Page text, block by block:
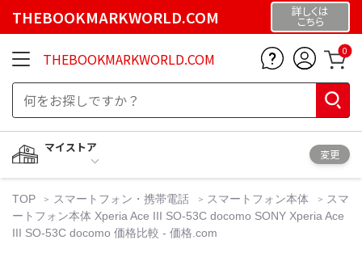
THEBOOKMARKWORLD.COM 詳しくは
こちら
THEBOOKMARKWORLD.COM 0
マイストア
変更
TOP スマートフォン・携帯電話 スマートフォン本体
スマ
ートフォン本体 Xperia Ace III SO-53C docomo SONY Xperia Ace
III SO-53C docomo 価格比較 - 価格.com